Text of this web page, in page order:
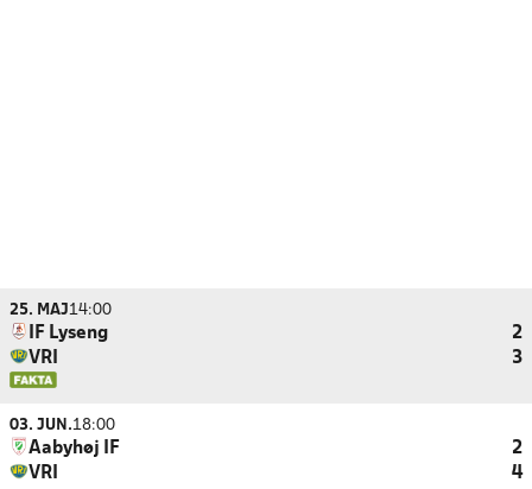
25. MAJ14:00
IF Lyseng
2
VRI
3
03. JUN.18:00
Aabyhøj IF
2
VRI
4